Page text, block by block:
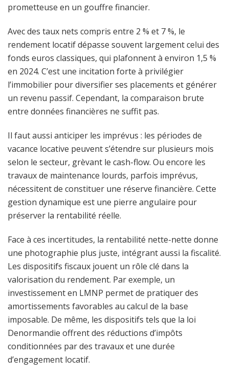
prometteuse en un gouffre financier.
Avec des taux nets compris entre 2 % et 7 %, le
rendement locatif dépasse souvent largement celui des
fonds euros classiques, qui plafonnent à environ 1,5 %
en 2024. C’est une incitation forte à privilégier
l’immobilier pour diversifier ses placements et générer
un revenu passif. Cependant, la comparaison brute
entre données financières ne suffit pas.
Il faut aussi anticiper les imprévus : les périodes de
vacance locative peuvent s’étendre sur plusieurs mois
selon le secteur, grèvant le cash-flow. Ou encore les
travaux de maintenance lourds, parfois imprévus,
nécessitent de constituer une réserve financière. Cette
gestion dynamique est une pierre angulaire pour
préserver la rentabilité réelle.
Face à ces incertitudes, la rentabilité nette-nette donne
une photographie plus juste, intégrant aussi la fiscalité.
Les dispositifs fiscaux jouent un rôle clé dans la
valorisation du rendement. Par exemple, un
investissement en LMNP permet de pratiquer des
amortissements favorables au calcul de la base
imposable. De même, les dispositifs tels que la loi
Denormandie offrent des réductions d’impôts
conditionnées par des travaux et une durée
d’engagement locatif.